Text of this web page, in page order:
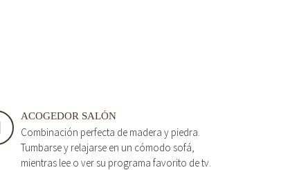
ACOGEDOR SALÓN
Combinación perfecta de madera y piedra.
Tumbarse y relajarse en un cómodo sofá,
mientras lee o ver su programa favorito de tv.